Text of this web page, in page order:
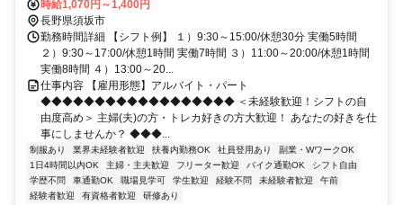
時給1,070円～1,400円
長野県須坂市
勤務時間詳細 【シフト例】 １）9:30～15:00/休憩30分 実働5時間
２）9:30～17:00/休憩1時間 実働7時間 ３）11:00～20:00/休憩1時間
実働8時間 ４）13:00～20...
仕事内容 【雇用形態】アルバイト・パート
◆◆◆◆◆◆◆◆◆◆◆◆◆◆◆◆◆◆ ＜未経験歓迎！シフトの自
由度高め＞ 主婦(夫)の方・トレカ好きの方大歓迎！ あなたの好きを仕
事にしませんか？ ◆◆◆...
制服あり 業界未経験者歓迎 扶養内勤務OK 社員登用あり
副業・WワークOK
1日4時間以内OK
主婦・主夫歓迎 フリーター歓迎 バイク通勤OK
シフト自由
学歴不問
車通勤OK 職場見学可 学生歓迎 経験不問 未経験者歓迎
午前
経験者歓迎
有資格者歓迎 研修あり